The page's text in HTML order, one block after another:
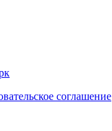
соглашение